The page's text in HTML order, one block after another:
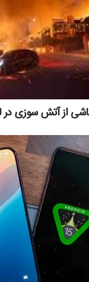
ناشی از آتش سوزی